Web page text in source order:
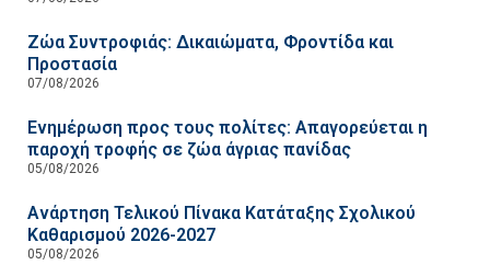
Ζώα Συντροφιάς: Δικαιώματα, Φροντίδα και
Προστασία
07/08/2026
Ενημέρωση προς τους πολίτες: Απαγορεύεται η
παροχή τροφής σε ζώα άγριας πανίδας
05/08/2026
Ανάρτηση Τελικού Πίνακα Κατάταξης Σχολικού
Καθαρισμού 2026-2027
05/08/2026